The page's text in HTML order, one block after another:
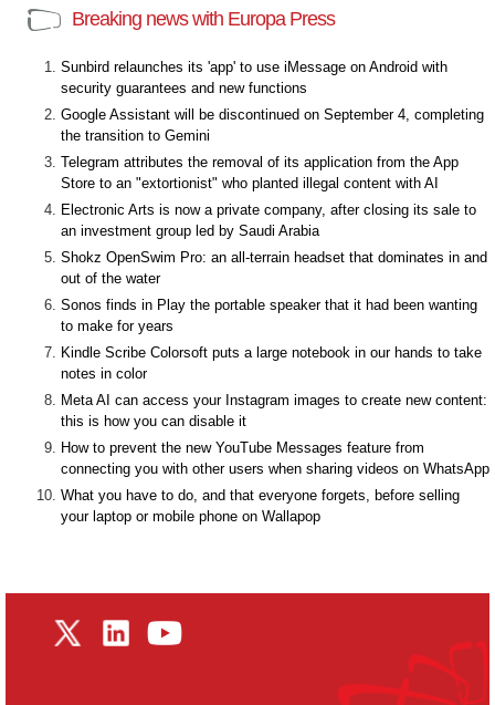
Breaking news with Europa Press
Sunbird relaunches its 'app' to use iMessage on Android with
security guarantees and new functions
Google Assistant will be discontinued on September 4, completing
the transition to Gemini
Telegram attributes the removal of its application from the App
Store to an "extortionist" who planted illegal content with AI
Electronic Arts is now a private company, after closing its sale to
an investment group led by Saudi Arabia
Shokz OpenSwim Pro: an all-terrain headset that dominates in and
out of the water
Sonos finds in Play the portable speaker that it had been wanting
to make for years
Kindle Scribe Colorsoft puts a large notebook in our hands to take
notes in color
Meta AI can access your Instagram images to create new content:
this is how you can disable it
How to prevent the new YouTube Messages feature from
connecting you with other users when sharing videos on WhatsApp
What you have to do, and that everyone forgets, before selling
your laptop or mobile phone on Wallapop